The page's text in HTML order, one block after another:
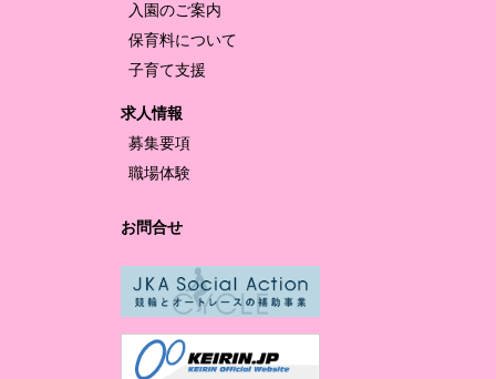
入園のご案内
保育料について
子育て支援
求人情報
募集要項
職場体験
お問合せ